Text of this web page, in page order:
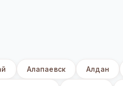
Алапаевск Алдан